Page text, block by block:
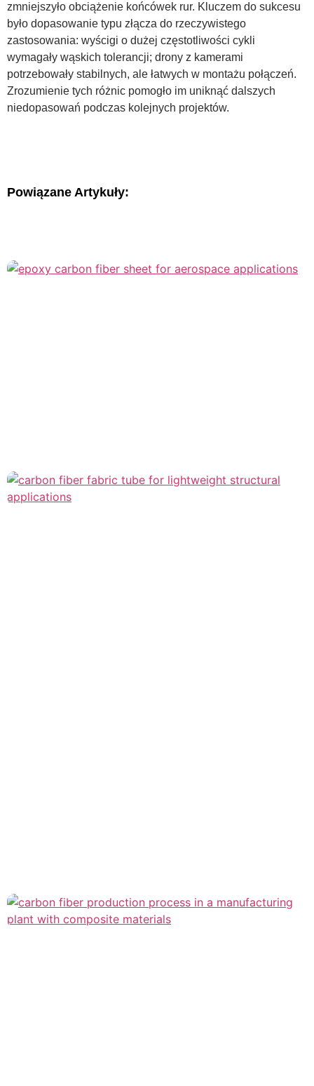
zmniejszyło obciążenie końcówek rur. Kluczem do sukcesu
było dopasowanie typu złącza do rzeczywistego
zastosowania: wyścigi o dużej częstotliwości cykli
wymagały wąskich tolerancji; drony z kamerami
potrzebowały stabilnych, ale łatwych w montażu połączeń.
Zrozumienie tych różnic pomogło im uniknąć dalszych
niedopasowań podczas kolejnych projektów.
Powiązane Artykuły: